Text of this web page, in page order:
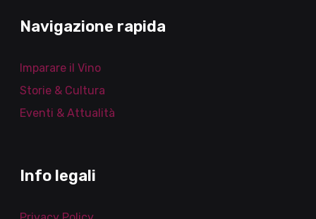
Navigazione rapida
Imparare il Vino
Storie & Cultura
Eventi & Attualità
Info legali